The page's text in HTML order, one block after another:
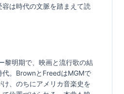
は時代の文脈を踏まえて読
黎明期で、映画と流行歌の結
代。BrownとFreedはMGMで
、のちにアメリカ音楽史を